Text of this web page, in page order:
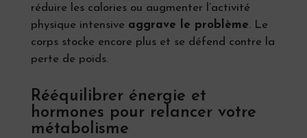
réduire les calories ou augmenter l’activité
physique intensive aggrave le problème. Le
corps stocke encore plus et se défend contre la
perte de poids.
Rééquilibrer énergie et
hormones pour relancer votre
métabolisme